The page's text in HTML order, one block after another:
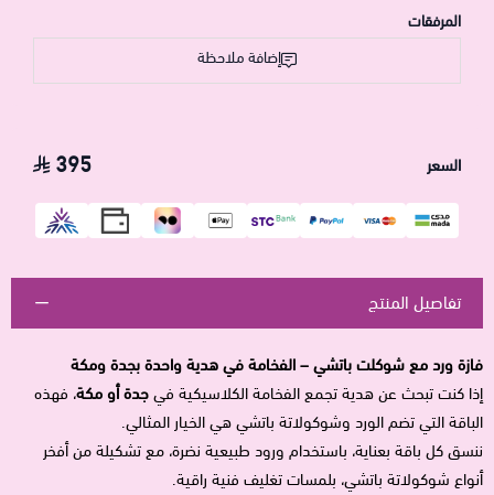
المرفقات
إضافة ملاحظة
السعر 395
تفاصيل المنتج
فازة ورد مع شوكلت باتشي – الفخامة في هدية واحدة بجدة ومكة
إذا كنت تبحث عن هدية تجمع الفخامة الكلاسيكية فيجدة أو مكة، فهذه
الباقة التي تضم الورد وشوكولاتة باتشي هي الخيار المثالي.
ننسق كل باقة بعناية، باستخدام ورود طبيعية نضرة، مع تشكيلة من أفخر
أنواع شوكولاتة باتشي، بلمسات تغليف فنية راقية.